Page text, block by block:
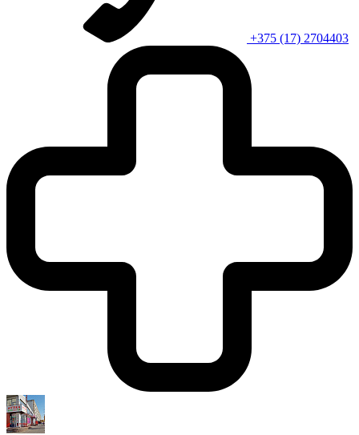
+375 (17) 2704403